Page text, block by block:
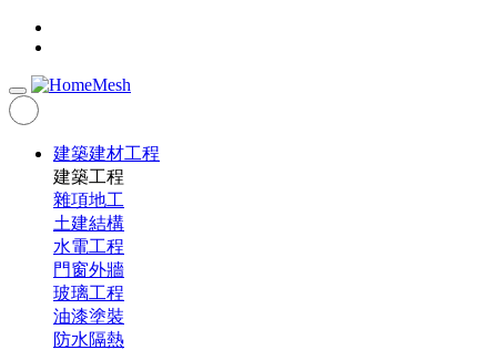
建築建材工程
建築工程
雜項地工
土建結構
水電工程
門窗外牆
玻璃工程
油漆塗裝
防水隔熱